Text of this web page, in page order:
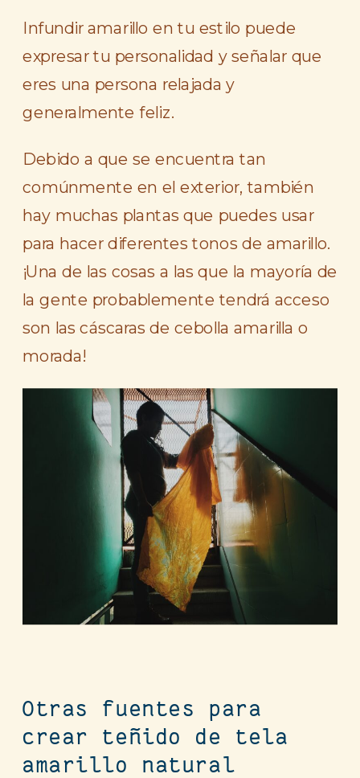
Infundir amarillo en tu estilo puede
expresar tu personalidad y señalar que
eres una persona relajada y
generalmente feliz.
Debido a que se encuentra tan
comúnmente en el exterior, también
hay muchas plantas que puedes usar
para hacer diferentes tonos de amarillo.
¡Una de las cosas a las que la mayoría de
la gente probablemente tendrá acceso
son las cáscaras de cebolla amarilla o
morada!
Otras fuentes para
crear teñido de tela
amarillo natural